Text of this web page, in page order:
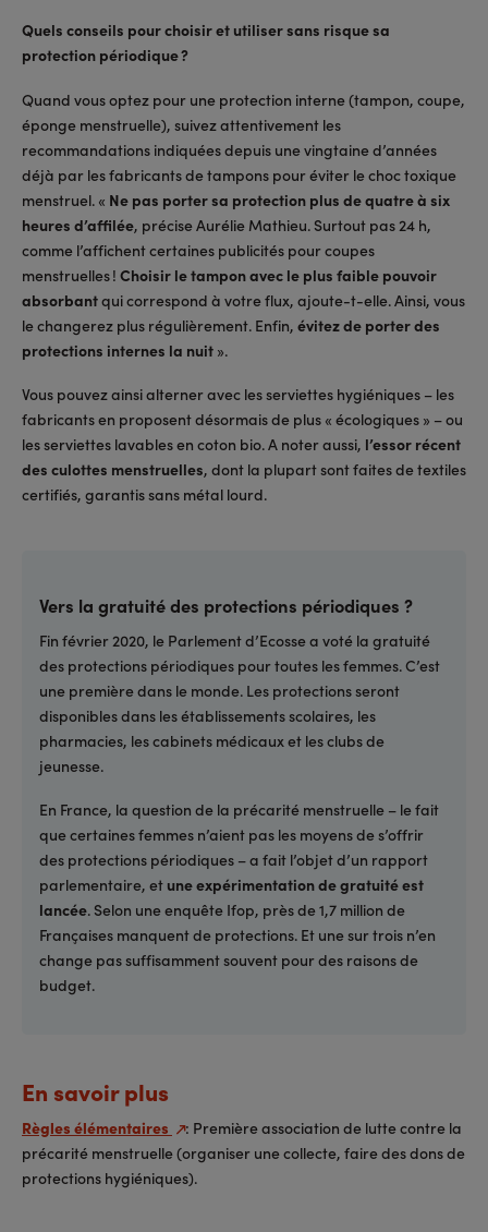
Quels conseils pour choisir et utiliser sans risque sa
protection périodique ?
Quand vous optez pour une protection interne (tampon, coupe,
éponge menstruelle), suivez attentivement les
recommandations indiquées depuis une vingtaine d’années
déjà par les fabricants de tampons pour éviter le choc toxique
menstruel. « Ne pas porter sa protection plus de quatre à six
heures d’affilée, précise Aurélie Mathieu. Surtout pas 24 h,
comme l’affichent certaines publicités pour coupes
menstruelles ! Choisir le tampon avec le plus faible pouvoir
absorbantqui correspond à votre flux, ajoute-t-elle. Ainsi, vous
le changerez plus régulièrement. Enfin, évitez de porter des
protections internes la nuit ».
Vous pouvez ainsi alterner avec les serviettes hygiéniques – les
fabricants en proposent désormais de plus « écologiques » – ou
les serviettes lavables en coton bio. A noter aussi, l’essor récent
des culottes menstruelles, dont la plupart sont faites de textiles
certifiés, garantis sans métal lourd.
Vers la gratuité des protections périodiques ?
Fin février 2020, le Parlement d’Ecosse a voté la gratuité
des protections périodiques pour toutes les femmes. C’est
une première dans le monde. Les protections seront
disponibles dans les établissements scolaires, les
pharmacies, les cabinets médicaux et les clubs de
jeunesse.
En France, la question de la précarité menstruelle – le fait
que certaines femmes n’aient pas les moyens de s’offrir
des protections périodiques – a fait l’objet d’un rapport
parlementaire, et une expérimentation de gratuité est
lancée. Selon une enquête Ifop, près de 1,7 million de
Françaises manquent de protections. Et une sur trois n’en
change pas suffisamment souvent pour des raisons de
budget.
En savoir plus
Règles élémentaires
: Première association de lutte contre la
précarité menstruelle (organiser une collecte, faire des dons de
protections hygiéniques).